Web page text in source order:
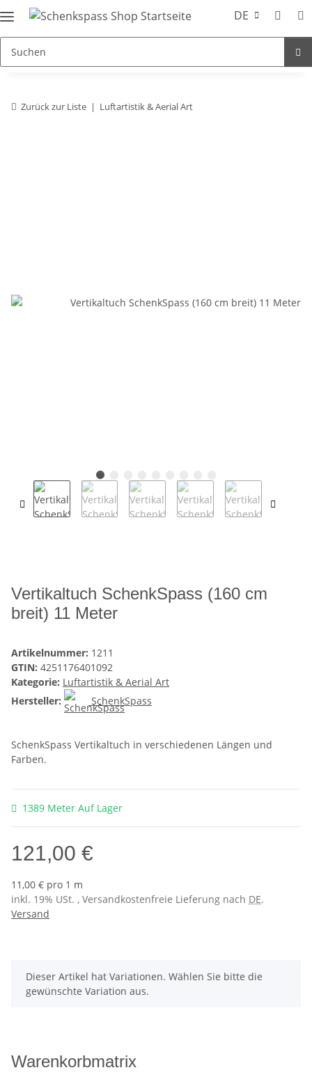
DE
Zurück zur Liste Luftartistik & Aerial Art
Vertikaltuch SchenkSpass (160 cm
breit) 11 Meter
Artikelnummer: 1211
GTIN: 4251176401092
Kategorie: Luftartistik & Aerial Art
Hersteller:
SchenkSpass
SchenkSpass Vertikaltuch in verschiedenen Längen und
Farben.
1389 Meter Auf Lager
121,00 €
11,00 € pro 1 m
inkl. 19% USt. , Versandkostenfreie Lieferung nach DE.
Versand
x
Dieser Artikel hat Variationen. Wählen Sie bitte die
gewünschte Variation aus.
Warenkorbmatrix